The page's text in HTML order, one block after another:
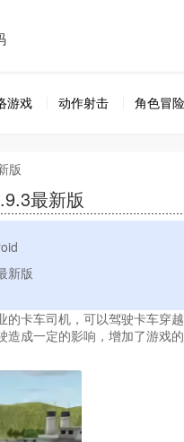
游戏 动作射击 角色冒险
版
最新版
新版
卡车司机，可以驾驶卡车穿
成一定的影响，增加了游戏的